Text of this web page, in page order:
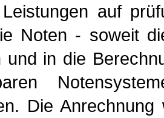
auf
Noten - soweit
und in die
Die